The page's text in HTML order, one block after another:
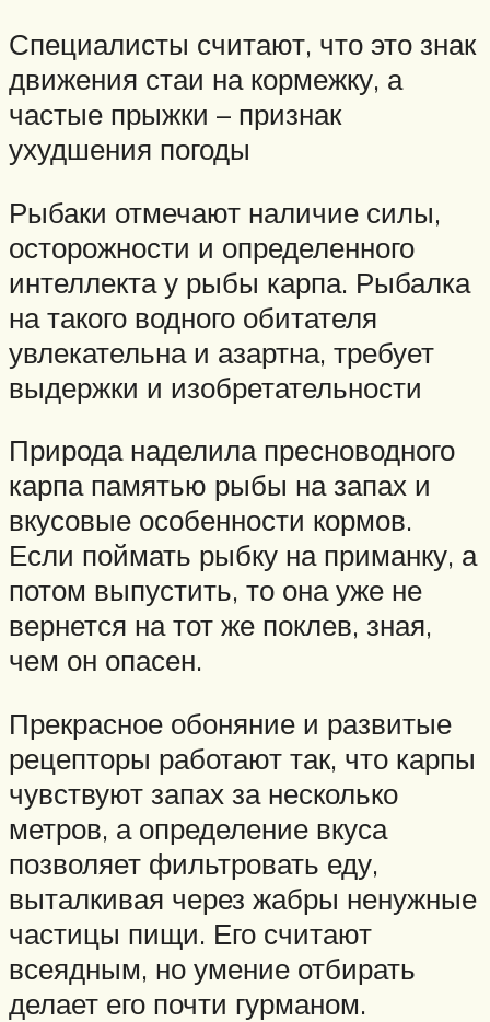
Специалисты считают, что это знак
движения стаи на кормежку, а
частые прыжки – признак
ухудшения погоды
Рыбаки отмечают наличие силы,
осторожности и определенного
интеллекта у рыбы карпа. Рыбалка
на такого водного обитателя
увлекательна и азартна, требует
выдержки и изобретательности
Природа наделила пресноводного
карпа памятью рыбы на запах и
вкусовые особенности кормов.
Если поймать рыбку на приманку, а
потом выпустить, то она уже не
вернется на тот же поклев, зная,
чем он опасен.
Прекрасное обоняние и развитые
рецепторы работают так, что карпы
чувствуют запах за несколько
метров, а определение вкуса
позволяет фильтровать еду,
выталкивая через жабры ненужные
частицы пищи. Его считают
всеядным, но умение отбирать
делает его почти гурманом.